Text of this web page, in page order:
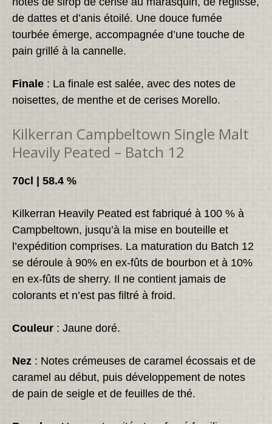
de dattes et d’anis étoilé. Une douce fumée
tourbée émerge, accompagnée d’une touche de
pain grillé à la cannelle.
Finale: La finale est salée, avec des notes de
noisettes, de menthe et de cerises Morello.
Kilkerran Campbeltown Single Malt
Heavily Peated – Batch 12
70cl | 58.4 %
Kilkerran Heavily Peated est fabriqué à 100 % à
Campbeltown, jusqu’à la mise en bouteille et
l’expédition comprises. La maturation du Batch 12
se déroule à 90% en ex-fûts de bourbon et à 10%
en ex-fûts de sherry. Il ne contient jamais de
colorants et n’est pas filtré à froid.
Couleur: Jaune doré.
Nez: Notes crémeuses de caramel écossais et de
caramel au début, puis développement de notes
de pain de seigle et de feuilles de thé.